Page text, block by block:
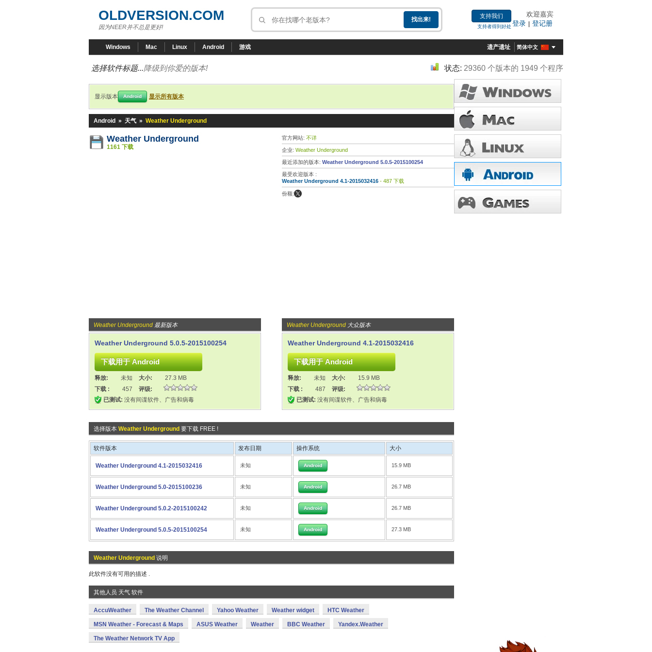
OLDVERSION.COM
因为NEER并不总是更好!
支持我们
支持者得到好处
欢迎嘉宾
登录 | 登记册
Windows Mac Linux Android 游戏 遗产遗址 简体中文
选择软件标题...降级到你爱的版本! 状态: 29360 个版本的 1949 个程序
显示版本 Android 显示所有版本
Android » 天气 » Weather Underground
Weather Underground
1161 下载
官方网站: 不详
企业: Weather Underground
最近添加的版本: Weather Underground 5.0.5-2015100254
最受欢迎版本 :
Weather Underground 4.1-2015032416 - 487 下载
份额:
Weather Underground 最新版本
Weather Underground 5.0.5-2015100254
释放: 未知 大小:
27.3 MB
下载 :
457
评级:
已测试: 没有间谍软件、广告和病毒
Weather Underground 大众版本
Weather Underground 4.1-2015032416
释放: 未知 大小:
15.9 MB
下载 :
487
评级:
已测试: 没有间谍软件、广告和病毒
选择版本 Weather Underground 要下载 FREE !
软件版本 发布日期 操作系统 大小
Weather Underground 4.1-2015032416 未知 Android 15.9 MB
Weather Underground 5.0-2015100236 未知 Android 26.7 MB
Weather Underground 5.0.2-2015100242 未知 Android 26.7 MB
Weather Underground 5.0.5-2015100254 未知 Android 27.3 MB
Weather Underground 说明
此软件没有可用的描述 .
其他人员 天气 软件
AccuWeather The Weather Channel Yahoo Weather Weather widget HTC Weather
MSN Weather - Forecast & Maps ASUS Weather Weather BBC Weather Yandex.Weather
The Weather Network TV App